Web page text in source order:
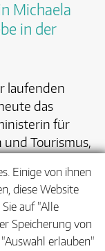
Michaela
in der
laufenden
das
für
Tourismus,
21 >
Einige von ihnen
diese Website
auf "Alle
Speicherung von
erlauben"